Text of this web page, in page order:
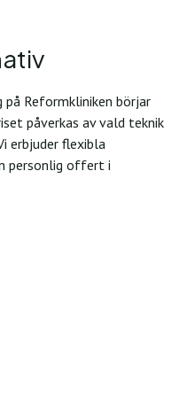
Reformkliniken börjar
påverkas av vald teknik
erbjuder flexibla
personlig offert i